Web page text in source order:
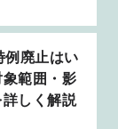
例廃止はい
範囲・影
しく解説